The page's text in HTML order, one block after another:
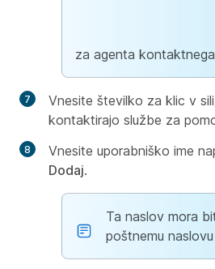
za agenta
Vnesite številko za klic v
kontaktirajo službe za
Vnesite uporabniško ime
Dodaj.
Ta naslov mora
poštnemu